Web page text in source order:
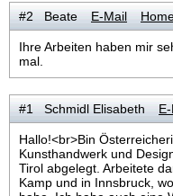
#2 Beate E-Mail
Ihre Arbeiten haben mir
mal.
#1 Schmidl Elisabeth
Hallo!<br>Bin
Kunsthandwerk und
Tirol abgelegt. Arbeitete
Kamp und in Innsbruck,